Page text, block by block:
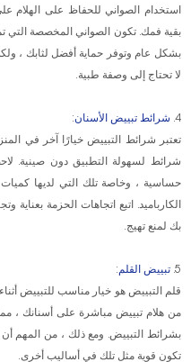
استخدام الصواني للحفاظ على الهلام
بقية فمك. تكون الصواني المخصصة التي
بشكل عام وتوفر حماية أفضل لثابك ،
لا تحتاج إلى وصفة طبية.
4. شرائط تبييض الأسنان:
تعتبر شرائط التبييض خيارًا آخر في
شرائط لسهولة التطبيق دون صينية.
حساسية ، وخاصة تلك التي لديها
الكارباميد. اتبع اتجاهات الحزمة
بك لمنع تهيج.
5. تبييض القلم:
قلم التبييض هو خيار مناسب للتبييض
من هلام تبييض مباشرة على أسنانك ،
بشرائط التبييض. ومع ذلك ، من المهم
تكون قوية مثل تلك في أساليب أخرى.